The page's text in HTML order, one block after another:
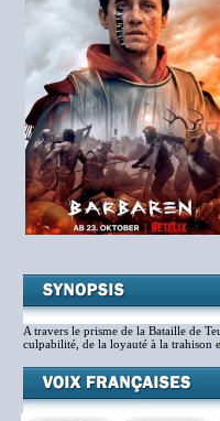
A travers le prisme de la Bataille de
culpabilité, de la loyauté à la trahison